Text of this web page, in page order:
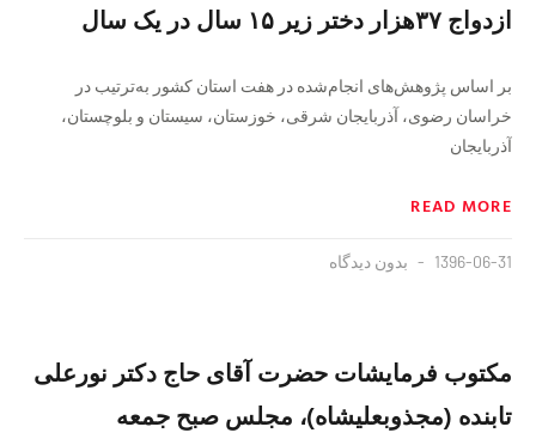
ازدواج ۳۷هزار دختر زیر ۱۵ سال در یک سال
بر اساس پژوهش‌های انجام‌شده در هفت استان کشور به‌ترتیب در
خراسان‌‌ رضوی، آذربایجان‌ شرقی، خوزستان، سیستان‌ و‌ بلوچستان،
آذربایجان‌
READ MORE
1396-06-31 بدون دیدگاه
مکتوب فرمایشات حضرت آقای حاج دکتر نورعلی
تابنده (مجذوبعلیشاه)، مجلس صبح جمعه